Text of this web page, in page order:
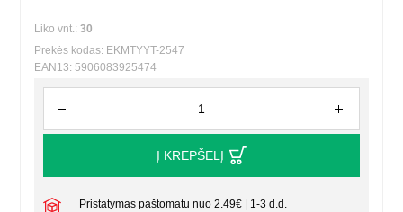
Liko vnt.:30
Prekės kodas: EKMTYYT-2547
EAN13: 5906083925474
Į KREPŠELĮ
Pristatymas paštomatu nuo 2.49€ | 1-3 d.d.